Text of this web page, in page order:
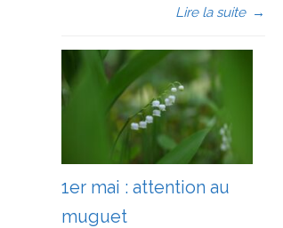
Lire la suite →
1er mai : attention au
muguet